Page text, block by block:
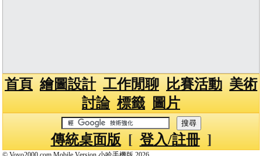
首頁 繪圖設計 工作閒聊 比賽活動 美術
討論 標籤 圖片
傳統桌面版[ 登入/註冊]